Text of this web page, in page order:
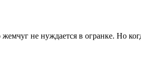
не нуждается в огранке. Но